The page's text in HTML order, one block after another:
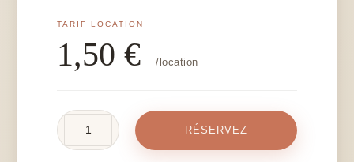
1,50€ /location
RÉSERVEZ